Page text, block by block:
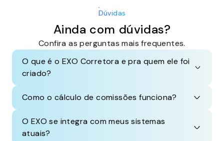
Dúvidas
Ainda com dúvidas?
Confira as perguntas mais frequentes.
O que é o EXO Corretora e pra quem ele foi
criado?
Como o cálculo de comissões funciona?
O EXO se integra com meus sistemas
atuais?